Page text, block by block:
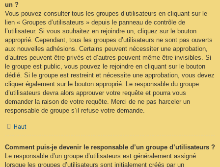
un ?
Vous pouvez consulter tous les groupes d’utilisateurs en cliquant sur le
lien « Groupes d’utilisateurs » depuis le panneau de contrôle de
l’utilisateur. Si vous souhaitez en rejoindre un, cliquez sur le bouton
approprié. Cependant, tous les groupes d’utilisateurs ne sont pas ouverts
aux nouvelles adhésions. Certains peuvent nécessiter une approbation,
d’autres peuvent être privés et d’autres peuvent même être invisibles. Si
le groupe est public, vous pouvez le rejoindre en cliquant sur le bouton
dédié. Si le groupe est restreint et nécessite une approbation, vous devez
cliquer également sur le bouton approprié. Le responsable du groupe
d’utilisateurs devra alors approuver votre requête et pourra vous
demander la raison de votre requête. Merci de ne pas harceler un
responsable de groupe s’il refuse votre demande.
Haut
Comment puis-je devenir le responsable d’un groupe d’utilisateurs ?
Le responsable d’un groupe d’utilisateurs est généralement assigné
lorsque les groupes d’utilisateurs sont initialement créés par un